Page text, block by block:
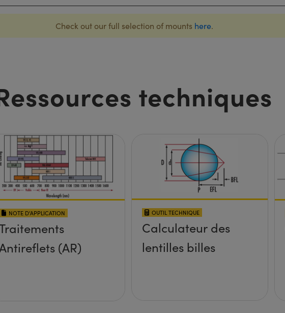
Check out our full selection of mounts here.
techniques
NOTE D’APPLICATION
(AR)
OUTIL TECHNIQUE
Calculateur des
lentilles billes